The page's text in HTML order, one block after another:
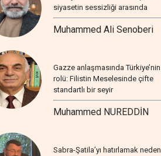
siyasetin sessizliği arasında
Muhammed Ali Senoberi
Gazze anlaşmasında Türkiye’nin
rolü: Filistin Meselesinde çifte
standartlı bir seyir
Muhammed NUREDDİN
Sabra-Şatila’yı hatırlamak neden